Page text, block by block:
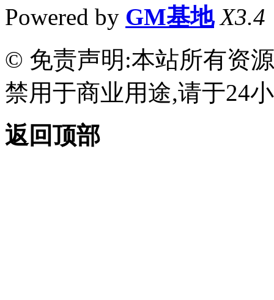
Powered by GM基地 X3.4
© 免责声明:本站所有资
禁用于商业用途,请于24
返回顶部